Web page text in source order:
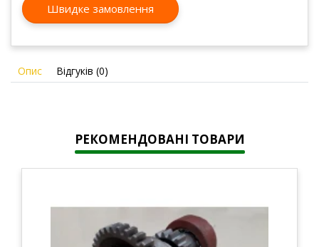
Швидке замовлення
Опис Відгуків (0)
РЕКОМЕНДОВАНІ ТОВАРИ